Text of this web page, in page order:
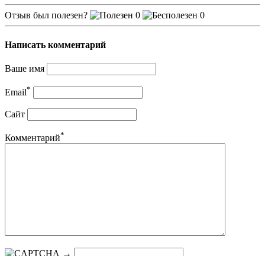
Отзыв был полезен? 0 0
Написать комментарий
Ваше имя
Email*
Сайт
Комментарий*
→